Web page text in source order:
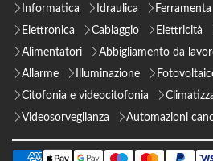
Informatica Idraulica Ferramenta
Elettronica
Cablaggio Elettricità
Alimentatori
Abbigliamento da
Allarme
Illuminazione
Citofonia e videocitofonia
Videosorveglianza
Automazioni